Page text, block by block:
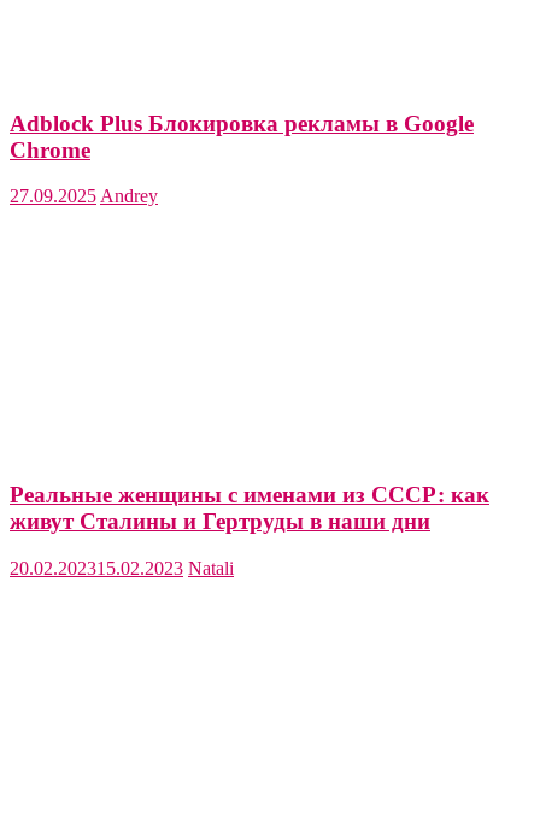
Adblock Plus Блокировка рекламы в Google
Chrome
27.09.2025Andrey
Реальные женщины с именами из СССР: как
живут Сталины и Гертруды в наши дни
20.02.202315.02.2023 Natali